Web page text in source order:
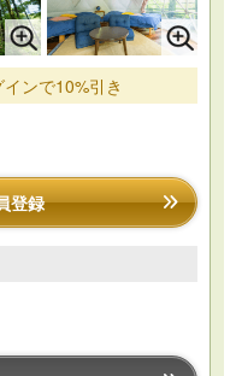
ンで10%引き
登録